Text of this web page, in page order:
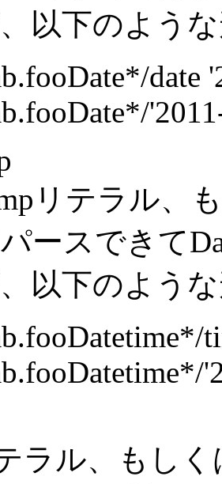
以下のよう
date
リテラル、
ースできて
以下のよう
ラル、もし